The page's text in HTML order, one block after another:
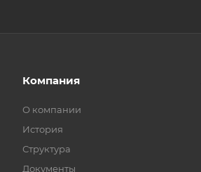
Компания
О компании
История
Структура
Документы